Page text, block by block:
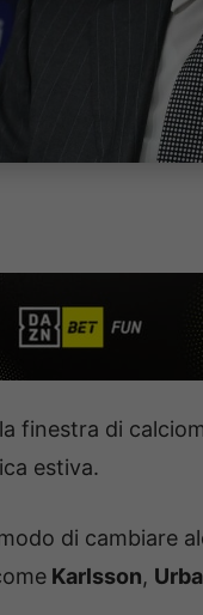
finestra di
estiva.
di cambiare
Karlsson,